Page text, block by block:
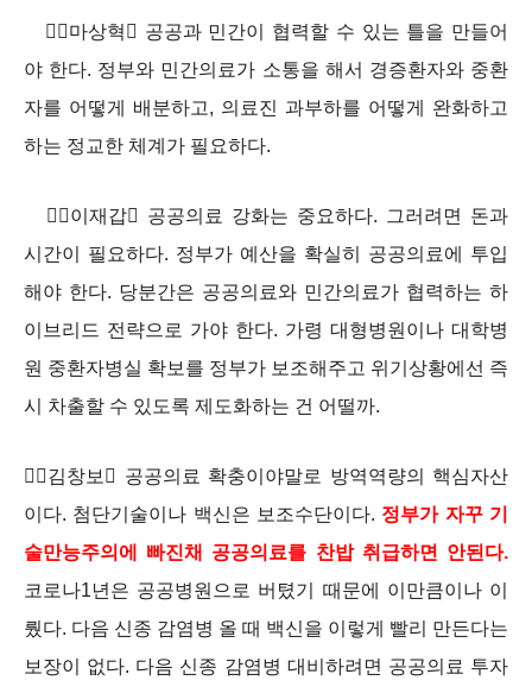
마상혁 공공과 민간이 협력할 수 있는 틀을 만들어
야 한다. 정부와 민간의료가 소통을 해서 경증환자와 중환
자를 어떻게 배분하고, 의료진 과부하를 어떻게 완화하고
하는 정교한 체계가 필요하다.
이재갑 공공의료 강화는 중요하다. 그러려면 돈과
시간이 필요하다. 정부가 예산을 확실히 공공의료에 투입
해야 한다. 당분간은 공공의료와 민간의료가 협력하는 하
이브리드 전략으로 가야 한다. 가령 대형병원이나 대학병
원 중환자병실 확보를 정부가 보조해주고 위기상황에선 즉
시 차출할 수 있도록 제도화하는 건 어떨까.
김창보 공공의료 확충이야말로 방역역량의 핵심자산
이다. 첨단기술이나 백신은 보조수단이다. 정부가 자꾸 기
술만능주의에 빠진채 공공의료를 찬밥 취급하면 안된다.
코로나1년은 공공병원으로 버텼기 때문에 이만큼이나 이
뤘다. 다음 신종 감염병 올 때 백신을 이렇게 빨리 만든다는
보장이 없다. 다음 신종 감염병 대비하려면 공공의료 투자